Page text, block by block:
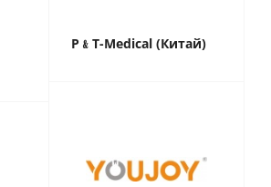
P﹠T-Medical (Китай)